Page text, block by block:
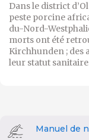
Dans le district
peste porcine
du-Nord-
morts ont été
Kirchhunden ; des
leur statut
Manuel de